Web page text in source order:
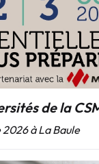
de la
2026 à La Baule